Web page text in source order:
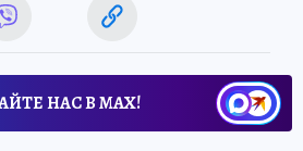
НАС В МАХ!